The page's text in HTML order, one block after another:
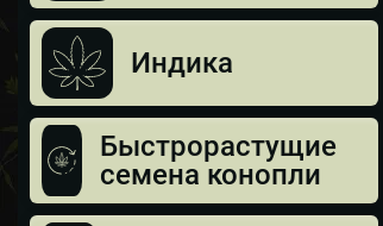
Индика
Быстрорастущие
семена конопли